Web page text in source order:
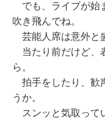
でも、ライブが始
吹き飛んでね。
芸能人席は意外と
当たり前だけど、
ら。
拍手をしたり、歓
うか。
スンッと気取って